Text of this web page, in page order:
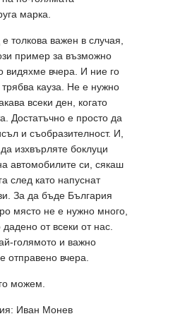
марка.
толкова важен в случая,
пример за възможно
видяхме вчера. И ние го
кауза. Не е нужно
всеки ден, когато
Достатъчно е просто да
и съобразителност. И,
изхвърляте боклуци
автомобилите си, сякаш
след като напуснат
За да бъде България
място не е нужно много,
от всеки от нас.
голямото и важно
отправено вчера.
можем.
Иван Монев